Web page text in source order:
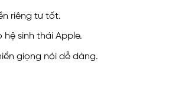
riêng tư tốt.
hệ sinh thái Apple.
giọng nói dễ dàng.